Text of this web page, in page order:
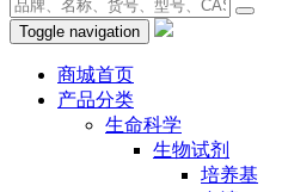
Toggle navigation
商城首页
产品分类
生命科学
生物试剂
培养基